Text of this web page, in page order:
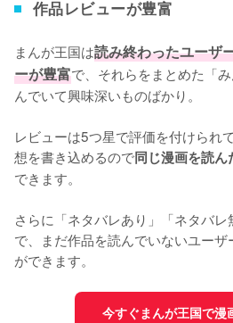
作品レビューが豊富
まんが王国は読み終わったユーザ
ーが豊富で、それらをまとめた「
んでいて興味深いものばかり。
レビューは5つ星で評価を付けられ
想を書き込めるので同じ漫画を読
できます。
さらに「ネタバレあり」「ネタバ
で、まだ作品を読んでいないユー
ができます。
今すぐまんが王国で漫